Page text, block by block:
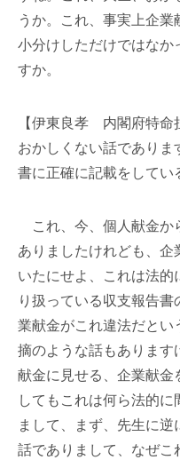
うか。これ、事実上企
小分けしただけではなか
すか。
【伊東良孝 内閣府特
おかしくない話であり
書に正確に記載をしてい
これ、今、個人献金か
ありましたけれども、
いたにせよ、これは法的
り扱っている収支報告
業献金がこれ違法だとい
摘のような話もあります
献金に見せる、企業献金
してもこれは何ら法的に
まして、まず、先生に
話でありまして、なぜこ